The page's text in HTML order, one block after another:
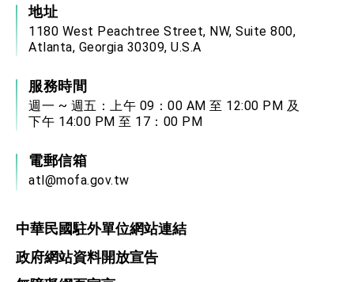
地址
1180 West Peachtree Street, NW, Suite 800,
Atlanta, Georgia 30309, U.S.A
服務時間
週一 ~ 週五：上午 09：00 AM 至 12:00 PM 及
下午 14:00 PM 至 17：00 PM
電郵信箱
atl@mofa.gov.tw
中華民國駐外單位網站連結
政府網站資料開放宣告